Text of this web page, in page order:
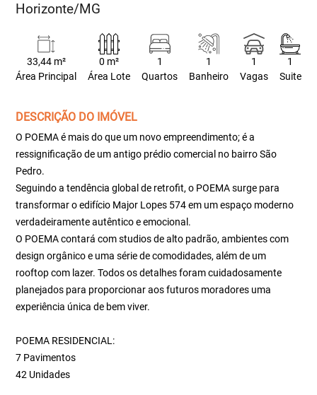
Horizonte/MG
33,44 m²
Área Principal
0 m²
Área Lote
1
Quartos
1
Banheiro
1
Vagas
1
Suite
DESCRIÇÃO DO IMÓVEL
O POEMA é mais do que um novo empreendimento; é a
ressignificação de um antigo prédio comercial no bairro São
Pedro.
Seguindo a tendência global de retrofit, o POEMA surge para
transformar o edifício Major Lopes 574 em um espaço moderno
verdadeiramente autêntico e emocional.
O POEMA contará com studios de alto padrão, ambientes com
design orgânico e uma série de comodidades, além de um
rooftop com lazer. Todos os detalhes foram cuidadosamente
planejados para proporcionar aos futuros moradores uma
experiência única de bem viver.
POEMA RESIDENCIAL:
7 Pavimentos
42 Unidades